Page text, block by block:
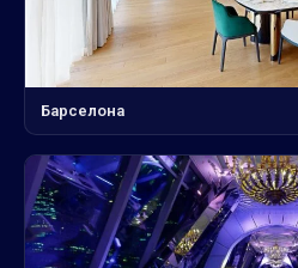
Барселона